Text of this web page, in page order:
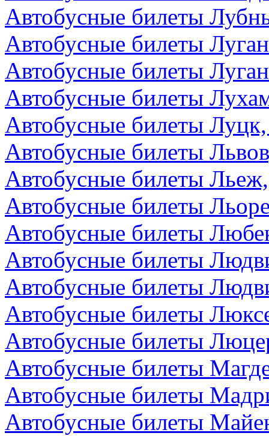
Автобусные билеты
Автобусные билеты
Автобусные билеты
Автобусные билеты
Автобусные билеты
Автобусные билеты
Автобусные билеты
Автобусные билеты
Автобусные билеты
Автобусные билеты
Автобусные билеты
Автобусные билеты
Автобусные билеты
Автобусные билеты
Автобусные билеты
Автобусные билеты